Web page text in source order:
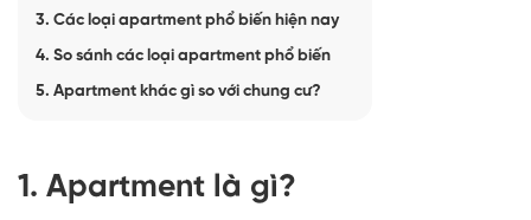
3. Các loại apartment phổ biến hiện nay
4. So sánh các loại apartment phổ biến
5. Apartment khác gì so với chung cư?
1. Apartment là gì?